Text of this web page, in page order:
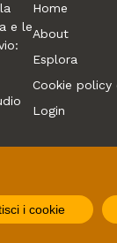
e le
Home
About
Esplora
Cookie policy
Login
i cookie